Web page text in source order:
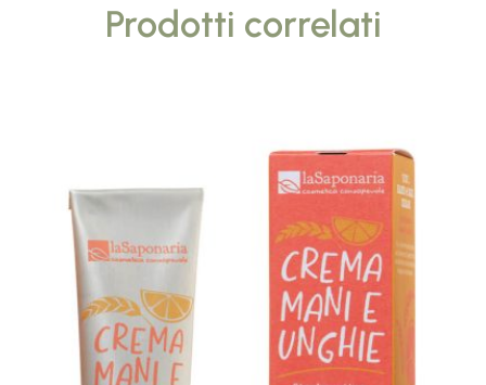
Prodotti correlati